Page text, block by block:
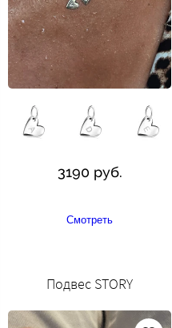
3190 руб.
Смотреть
Подвес STORY